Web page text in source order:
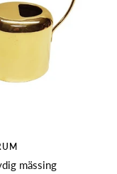
mässing